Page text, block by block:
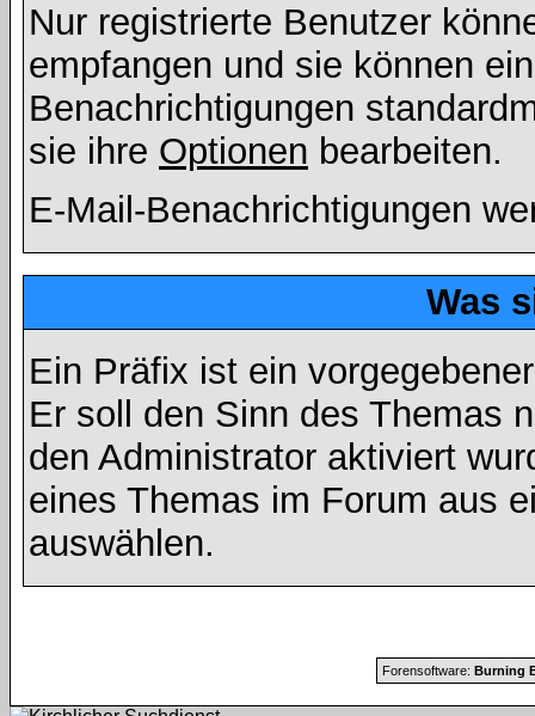
Nur registrierte Benutzer
empfangen und sie können
Benachrichtigungen
sie ihre Optionen bearbeiten.
E-Mail-Benachrichtigungen
Was
Ein Präfix ist ein
Er soll den Sinn des Themas
den Administrator aktiviert
eines Themas im Forum aus
auswählen.
Forensoftware: Burning